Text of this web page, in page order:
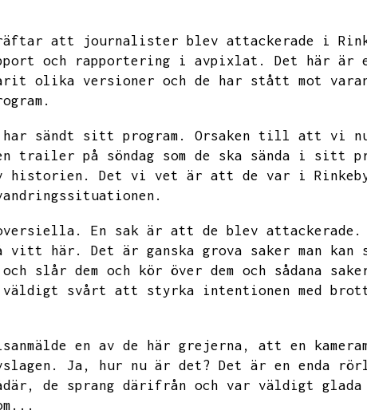
att journalister blev attackerade i
och rapportering i avpixlat.
Det här är
olika versioner och de har stått mot
sändt sitt program.
Orsaken till att vi
trailer på söndag som de ska sända i sitt
historien.
Det vi vet är att de var i
En sak är att de blev attackerade.
vitt här.
Det är ganska grova saker man kan
slår dem och kör över dem och sådana
svårt att styrka intentionen med
en av de här grejerna, att en
Ja, hur nu är det? Det är en enda
de sprang därifrån och var väldigt